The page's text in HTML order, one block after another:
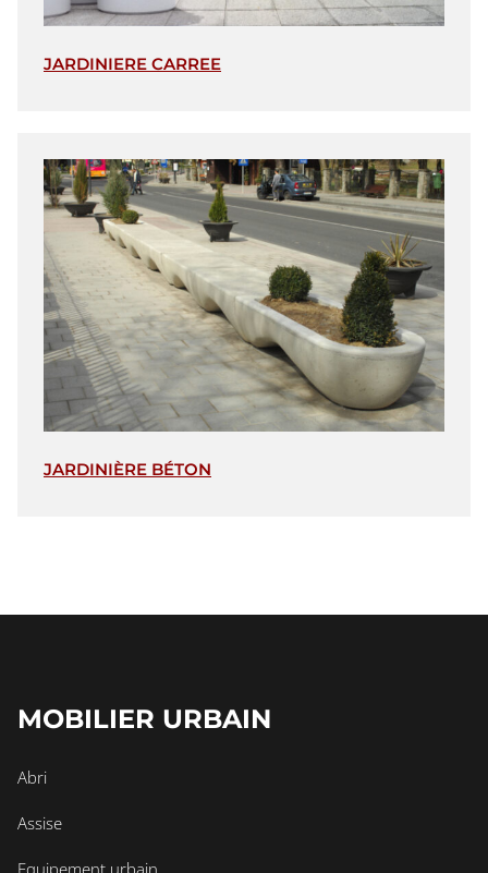
JARDINIERE CARREE
JARDINIÈRE BÉTON
MOBILIER URBAIN
Abri
Assise
Equipement urbain